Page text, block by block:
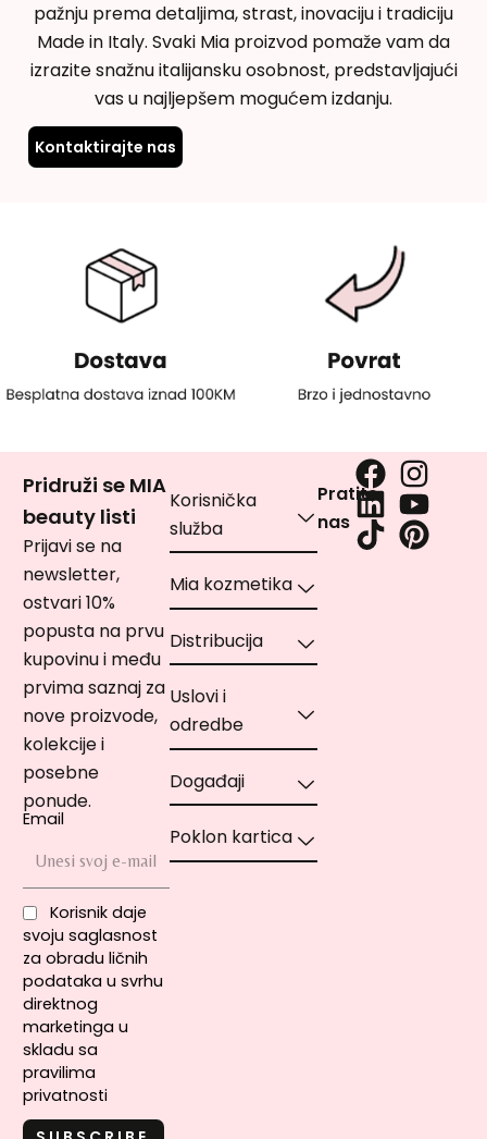
pažnju prema detaljima, strast, inovaciju i tradiciju
Made in Italy. Svaki Mia proizvod pomaže vam da
izrazite snažnu italijansku osobnost, predstavljajući
vas u najljepšem mogućem izdanju.
Kontaktirajte nas
Pridruži se MIA
beauty listi
Prijavi se na
newsletter,
ostvari 10%
popusta na prvu
kupovinu i među
prvima saznaj za
nove proizvode,
kolekcije i
posebne
ponude.
Email
Korisnik daje
svoju saglasnost
za obradu ličnih
podataka u svrhu
direktnog
marketinga u
skladu sa
pravilima
privatnosti
Korisnička
služba
Mia kozmetika
Distribucija
Uslovi i
odredbe
Događaji
Poklon kartica
Pratite
nas